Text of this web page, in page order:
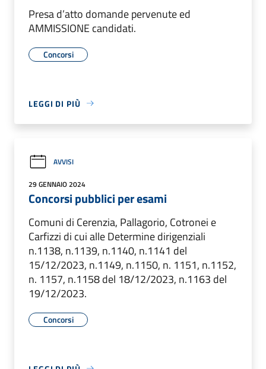
Presa d’atto domande pervenute ed
AMMISSIONE candidati.
Concorsi
LEGGI DI PIÙ
AVVISI
29 GENNAIO 2024
Concorsi pubblici per esami
Comuni di Cerenzia, Pallagorio, Cotronei e
Carfizzi di cui alle Determine dirigenziali
n.1138, n.1139, n.1140, n.1141 del
15/12/2023, n.1149, n.1150, n. 1151, n.1152,
n. 1157, n.1158 del 18/12/2023, n.1163 del
19/12/2023.
Concorsi